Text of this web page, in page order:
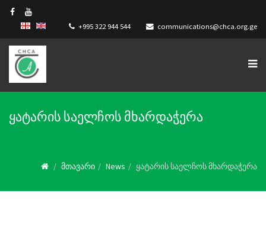
+995 322 944 544 communications@chca.org.ge
ყატარის საელჩოს მხარდაჭერა
მთავარი News ყატარის საელჩოს მხარდაჭერა